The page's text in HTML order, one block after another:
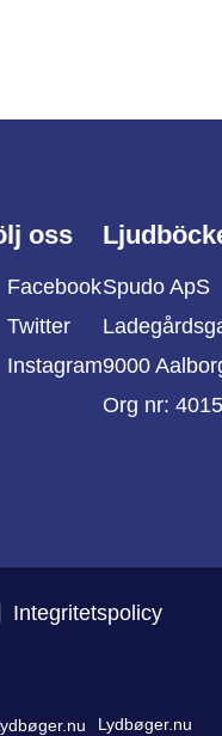
oss
Facebook
Twitter
Instagram
Spudo ApS
9000
Org nr:
Integritetspolicy
Lydbøger.nu